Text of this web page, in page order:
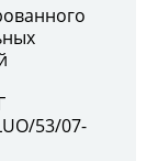
53/07-